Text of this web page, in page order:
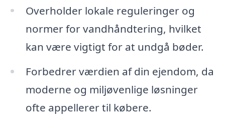
Overholder lokale reguleringer og
normer for vandhåndtering, hvilket
kan være vigtigt for at undgå bøder.
Forbedrer værdien af din ejendom, da
moderne og miljøvenlige løsninger
ofte appellerer til købere.